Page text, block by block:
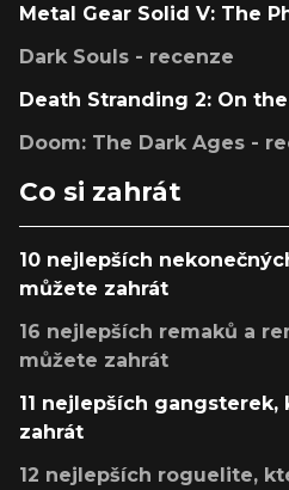
Metal Gear Solid V: The
Dark Souls - recenze
Death Stranding 2: On
Doom: The Dark Ages -
Co si zahrát
10 nejlepších
můžete zahrát
16 nejlepších remaků a
můžete zahrát
11 nejlepších
zahrát
12 nejlepších roguelite,